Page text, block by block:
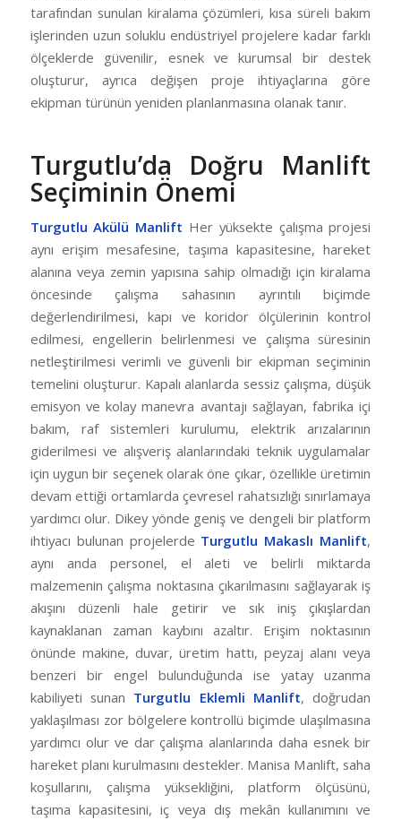
tarafından sunulan kiralama çözümleri, kısa süreli bakım
işlerinden uzun soluklu endüstriyel projelere kadar farklı
ölçeklerde güvenilir, esnek ve kurumsal bir destek
oluşturur, ayrıca değişen proje ihtiyaçlarına göre
ekipman türünün yeniden planlanmasına olanak tanır.
Turgutlu’da Doğru Manlift
Seçiminin Önemi
Turgutlu Akülü Manlift Her yüksekte çalışma projesi
aynı erişim mesafesine, taşıma kapasitesine, hareket
alanına veya zemin yapısına sahip olmadığı için kiralama
öncesinde çalışma sahasının ayrıntılı biçimde
değerlendirilmesi, kapı ve koridor ölçülerinin kontrol
edilmesi, engellerin belirlenmesi ve çalışma süresinin
netleştirilmesi verimli ve güvenli bir ekipman seçiminin
temelini oluşturur. Kapalı alanlarda sessiz çalışma, düşük
emisyon ve kolay manevra avantajı sağlayan, fabrika içi
bakım, raf sistemleri kurulumu, elektrik arızalarının
giderilmesi ve alışveriş alanlarındaki teknik uygulamalar
için uygun bir seçenek olarak öne çıkar, özellikle üretimin
devam ettiği ortamlarda çevresel rahatsızlığı sınırlamaya
yardımcı olur. Dikey yönde geniş ve dengeli bir platform
ihtiyacı bulunan projelerde Turgutlu Makaslı Manlift,
aynı anda personel, el aleti ve belirli miktarda
malzemenin çalışma noktasına çıkarılmasını sağlayarak iş
akışını düzenli hale getirir ve sık iniş çıkışlardan
kaynaklanan zaman kaybını azaltır. Erişim noktasının
önünde makine, duvar, üretim hattı, peyzaj alanı veya
benzeri bir engel bulunduğunda ise yatay uzanma
kabiliyeti sunan Turgutlu Eklemli Manlift, doğrudan
yaklaşılması zor bölgelere kontrollü biçimde ulaşılmasına
yardımcı olur ve dar çalışma alanlarında daha esnek bir
hareket planı kurulmasını destekler. Manisa Manlift, saha
koşullarını, çalışma yüksekliğini, platform ölçüsünü,
taşıma kapasitesini, iç veya dış mekân kullanımını ve